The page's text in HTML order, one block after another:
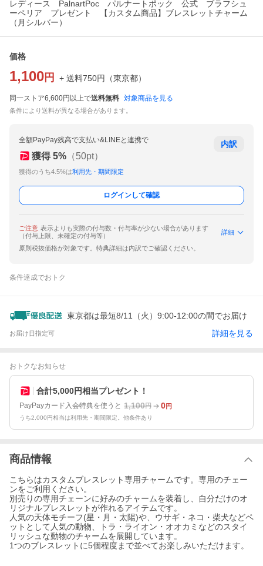
レディース PalnartPoc パルナートポック 公式 ブラフシュ
ーペリア プレゼント 【カスタム商品】ブレスレットチャーム
（月シルバー）
価格
1,100 円 + 送料750円 （東京都）
同一ストア6,600円以上で送料無料 対象商品を見る
条件により送料が異なる場合があります。
全額PayPay残高で支払い&LINEと連携で
獲得 5% （50pt）
獲得のうち4.5%は利用先・期間限定
内訳
ログインして確認
ご注意 表示よりも実際の付与数・付与率が少ない場合があります
（付与上限、未確定の付与等）
詳細
原則税抜価格が対象です。特典詳細は内訳でご確認ください。
条件達成でおトク
東京都は最短8/11（火）9:00-12:00の間でお届け
お届け日指定可 詳細を見る
おトクなお知らせ
合計5,000円相当プレゼント！
PayPayカード入会特典を使うと 1,100円 0円
うち2,000円相当は利用先・期間限定。他条件あり
商品情報
こちらはカスタムブレスレット専用チャームです。専用のチェー
ンをご利用ください。
別売りの専用チェーンに好みのチャームを装着し、自分だけのオ
リジナルブレスレットが作れるアイテムです。
人気の天体モチーフ(星・月・太陽)や、ウサギ・ネコ・柴犬などペ
ットとして人気の動物、トラ・ライオン・オオカミなどのスタイ
リッシュな動物のチャームを展開しています。
1つのブレスレットに5個程度まで並べてお楽しみいただけます。